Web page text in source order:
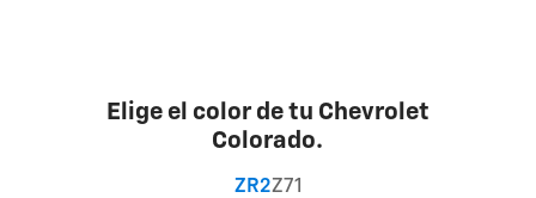
Elige el color de tu Chevrolet
Colorado.
ZR2Z71